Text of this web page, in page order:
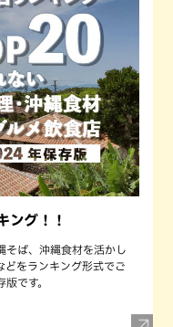
ング！！
そば、沖縄食材を活かし
どをランキング形式でご
です。